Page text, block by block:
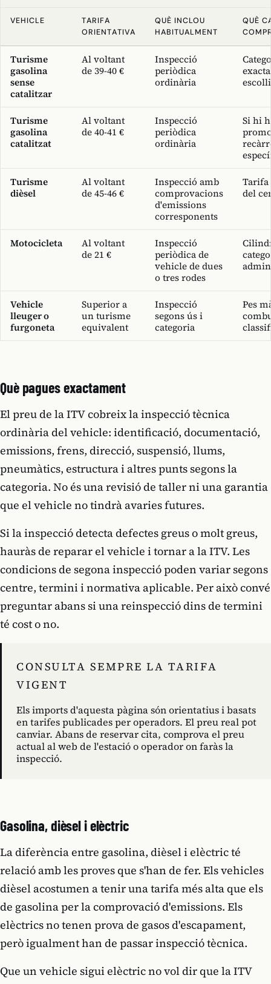
VEHICLE
TARIFA
ORIENTATIVA
QUÈ INCLOU
HABITUALMENT
QUÈ
Turisme
gasolina
sense
catalitzar
Al voltant
de 39-40 €
Inspecció
periòdica
ordinària
Turisme
gasolina
catalitzat
Al voltant
de 40-41 €
Inspecció
periòdica
ordinària
Si hi
Turisme
dièsel
Al voltant
de 45-46 €
Inspecció amb
comprovacions
d'emissions
corresponents
del
Motocicleta
Al voltant
de 21 €
Inspecció
periòdica de
vehicle de dues
o tres rodes
Vehicle
lleuger o
furgoneta
Superior a
un turisme
equivalent
Inspecció
segons ús i
categoria
Pes
Què pagues exactament
El preu de la ITV cobreix la inspecció tècnica
ordinària del vehicle: identificació, documentació,
emissions, frens, direcció, suspensió, llums,
pneumàtics, estructura i altres punts segons la
categoria. No és una revisió de taller ni una garantia
que el vehicle no tindrà avaries futures.
Si la inspecció detecta defectes greus o molt greus,
hauràs de reparar el vehicle i tornar a la ITV. Les
condicions de segona inspecció poden variar segons
centre, termini i normativa aplicable. Per això convé
preguntar abans si una reinspecció dins de termini
té cost o no.
CONSULTA SEMPRE LA TARIFA
VIGENT
Els imports d'aquesta pàgina són orientatius i basats
en tarifes publicades per operadors. El preu real pot
canviar. Abans de reservar cita, comprova el preu
actual al web de l'estació o operador on faràs la
inspecció.
Gasolina, dièsel i elèctric
La diferència entre gasolina, dièsel i elèctric té
relació amb les proves que s'han de fer. Els vehicles
dièsel acostumen a tenir una tarifa més alta que els
de gasolina per la comprovació d'emissions. Els
elèctrics no tenen prova de gasos d'escapament,
però igualment han de passar inspecció tècnica.
Que un vehicle sigui elèctric no vol dir que la ITV